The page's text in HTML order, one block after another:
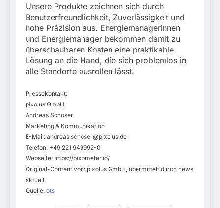
Unsere Produkte zeichnen sich durch
Benutzerfreundlichkeit, Zuverlässigkeit und
hohe Präzision aus. Energiemanagerinnen
und Energiemanager bekommen damit zu
überschaubaren Kosten eine praktikable
Lösung an die Hand, die sich problemlos in
alle Standorte ausrollen lässt.
Pressekontakt:
pixolus GmbH
Andreas Schoser
Marketing & Kommunikation
E-Mail: andreas.schoser@pixolus.de
Telefon: +49 221 949992-0
Webseite: https://pixometer.io/
Original-Content von: pixolus GmbH, übermittelt durch news
aktuell
Quelle: ots